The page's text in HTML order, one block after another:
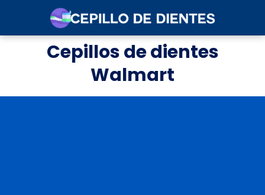
Cepillos de dientes
Walmart